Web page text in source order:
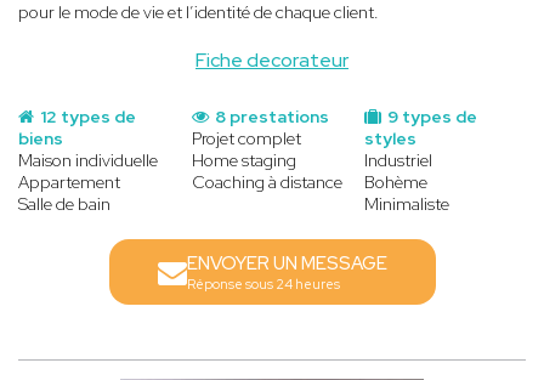
Fiche decorateur
pour le mode de vie et l’identité de chaque client.
12 types de
biens
Maison individuelle
Appartement
Salle de bain
9 types de
styles
Industriel
Bohème
Minimaliste
8 prestations
Projet complet
Home staging
Coaching à distance
ENVOYER UN MESSAGE
Réponse sous 24 heures